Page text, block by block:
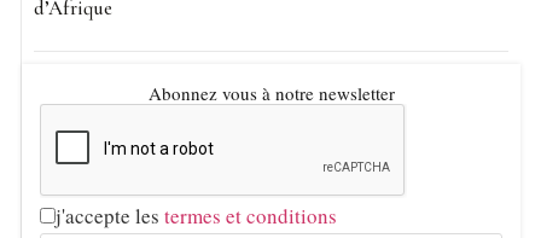
d’Afrique
Abonnez vous à notre newsletter
j'accepte les termes et conditions